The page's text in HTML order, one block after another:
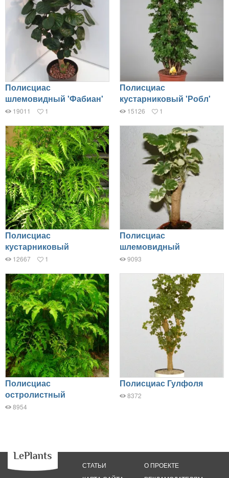
Полисциас
шлемовидный 'Фабиан'
19011 1
Полисциас
кустарниковый 'Робл'
15126 1
Полисциас
кустарниковый
12667 1
Полисциас
шлемовидный
9093
Полисциас
остролистный
8954
Полисциас Гулфоля
8372
СТАТЬИ
О ПРОЕКТЕ